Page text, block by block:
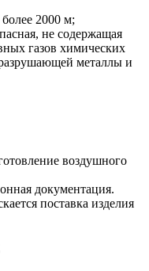
2000 м;
не содержащая
газов химических
металлы и
воздушного
документация.
поставка изделия